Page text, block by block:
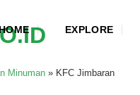
HOME EXPLORE
Minuman » KFC Jimbaran